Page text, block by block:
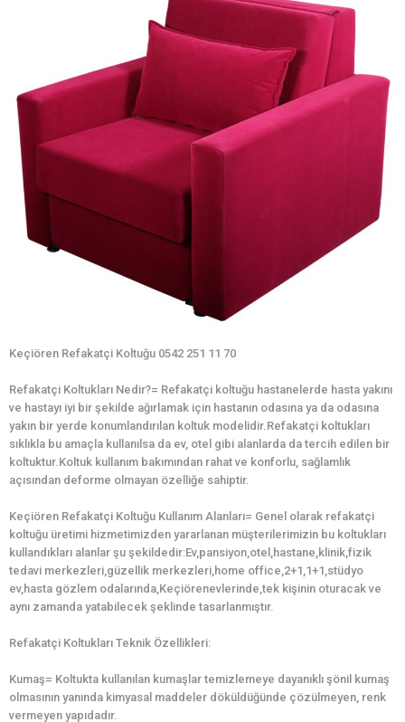
Keçiören Refakatçi Koltuğu 0542 251 11 70
Refakatçi Koltukları Nedir?= Refakatçi koltuğu hastanelerde hasta yakını
ve hastayı iyi bir şekilde ağırlamak için hastanın odasına ya da odasına
yakın bir yerde konumlandırılan koltuk modelidir.Refakatçi koltukları
sıklıkla bu amaçla kullanılsa da ev, otel gibi alanlarda da tercih edilen bir
koltuktur.Koltuk kullanım bakımından rahat ve konforlu, sağlamlık
açısından deforme olmayan özelliğe sahiptir.
Keçiören Refakatçi Koltuğu Kullanım Alanları= Genel olarak refakatçi
koltuğu üretimi hizmetimizden yararlanan müşterilerimizin bu koltukları
kullandıkları alanlar şu şekildedir:Ev,pansiyon,otel,hastane,klinik,fizik
tedavi merkezleri,güzellik merkezleri,home office,2+1,1+1,stüdyo
ev,hasta gözlem odalarında,Keçiörenevlerinde,tek kişinin oturacak ve
aynı zamanda yatabilecek şeklinde tasarlanmıştır.
Refakatçi Koltukları Teknik Özellikleri:
Kumaş= Koltukta kullanılan kumaşlar temizlemeye dayanıklı şönil kumaş
olmasının yanında kimyasal maddeler döküldüğünde çözülmeyen, renk
vermeyen yapıdadır.